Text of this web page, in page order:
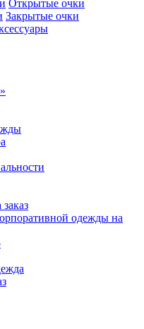
Открытые очки
Закрытые очки
одежды на